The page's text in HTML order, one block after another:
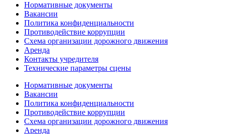
Нормативные документы
Вакансии
Политика конфиденциальности
Противодействие коррупции
Схема организации дорожного движения
Аренда
Контакты учредителя
Технические параметры сцены
Нормативные документы
Вакансии
Политика конфиденциальности
Противодействие коррупции
Схема организации дорожного движения
Аренда